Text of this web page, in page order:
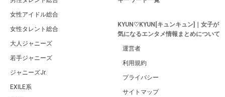
女性アイドル総合
女性タレント総合
大人ジャニーズ
若手ジャニーズ
ジャニーズJr.
EXILE系
KYUN♡KYUN[キュンキュン]｜女子が
気になるエンタメ情報まとめについて
運営者
利用規約
プライバシー
サイトマップ